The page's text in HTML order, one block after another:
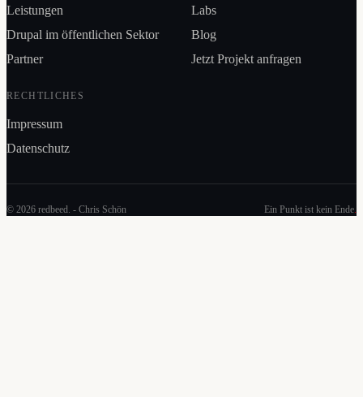
Leistungen
Drupal im öffentlichen Sektor
Partner
Labs
Blog
Jetzt Projekt anfragen
RECHTLICHES
Impressum
Datenschutz
© 2026 redbeed. - Chris Schön Ein Punkt ist kein Ende.